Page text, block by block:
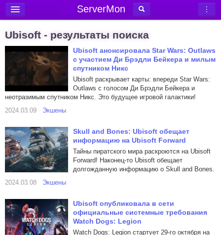
ServerMon
Новости
Блог
Статьи
Форум
Вход в аккаунт
Ubisoft - результаты поиска
Ubisoft анонсировала Star Wars: Outlaws
с участием Ди Брэдли Бейкера и милым
спутником Никс
Ubisoft раскрывает карты: впереди Star Wars:
Outlaws с голосом Ди Брэдли Бейкера и
неотразимым спутником Никс. Это будущее игровой галактики!
2024.03.09
Экшены
Skull and Bones: Ubisoft обещает
информацию на Ubisoft Forward
Тайны пиратского мира раскроются на Ubisoft
Forward! Наконец-то Ubisoft обещает
долгожданную информацию о Skull and Bones.
2024.03.08
Экшены
Ubisoft опубликовала в сети
официальные системные требования
Watch Dogs: Legion
Watch Dogs: Legion стартует 29-го октября на